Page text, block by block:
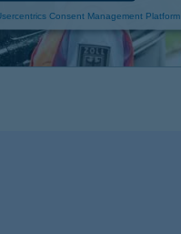
Consent Management Platform